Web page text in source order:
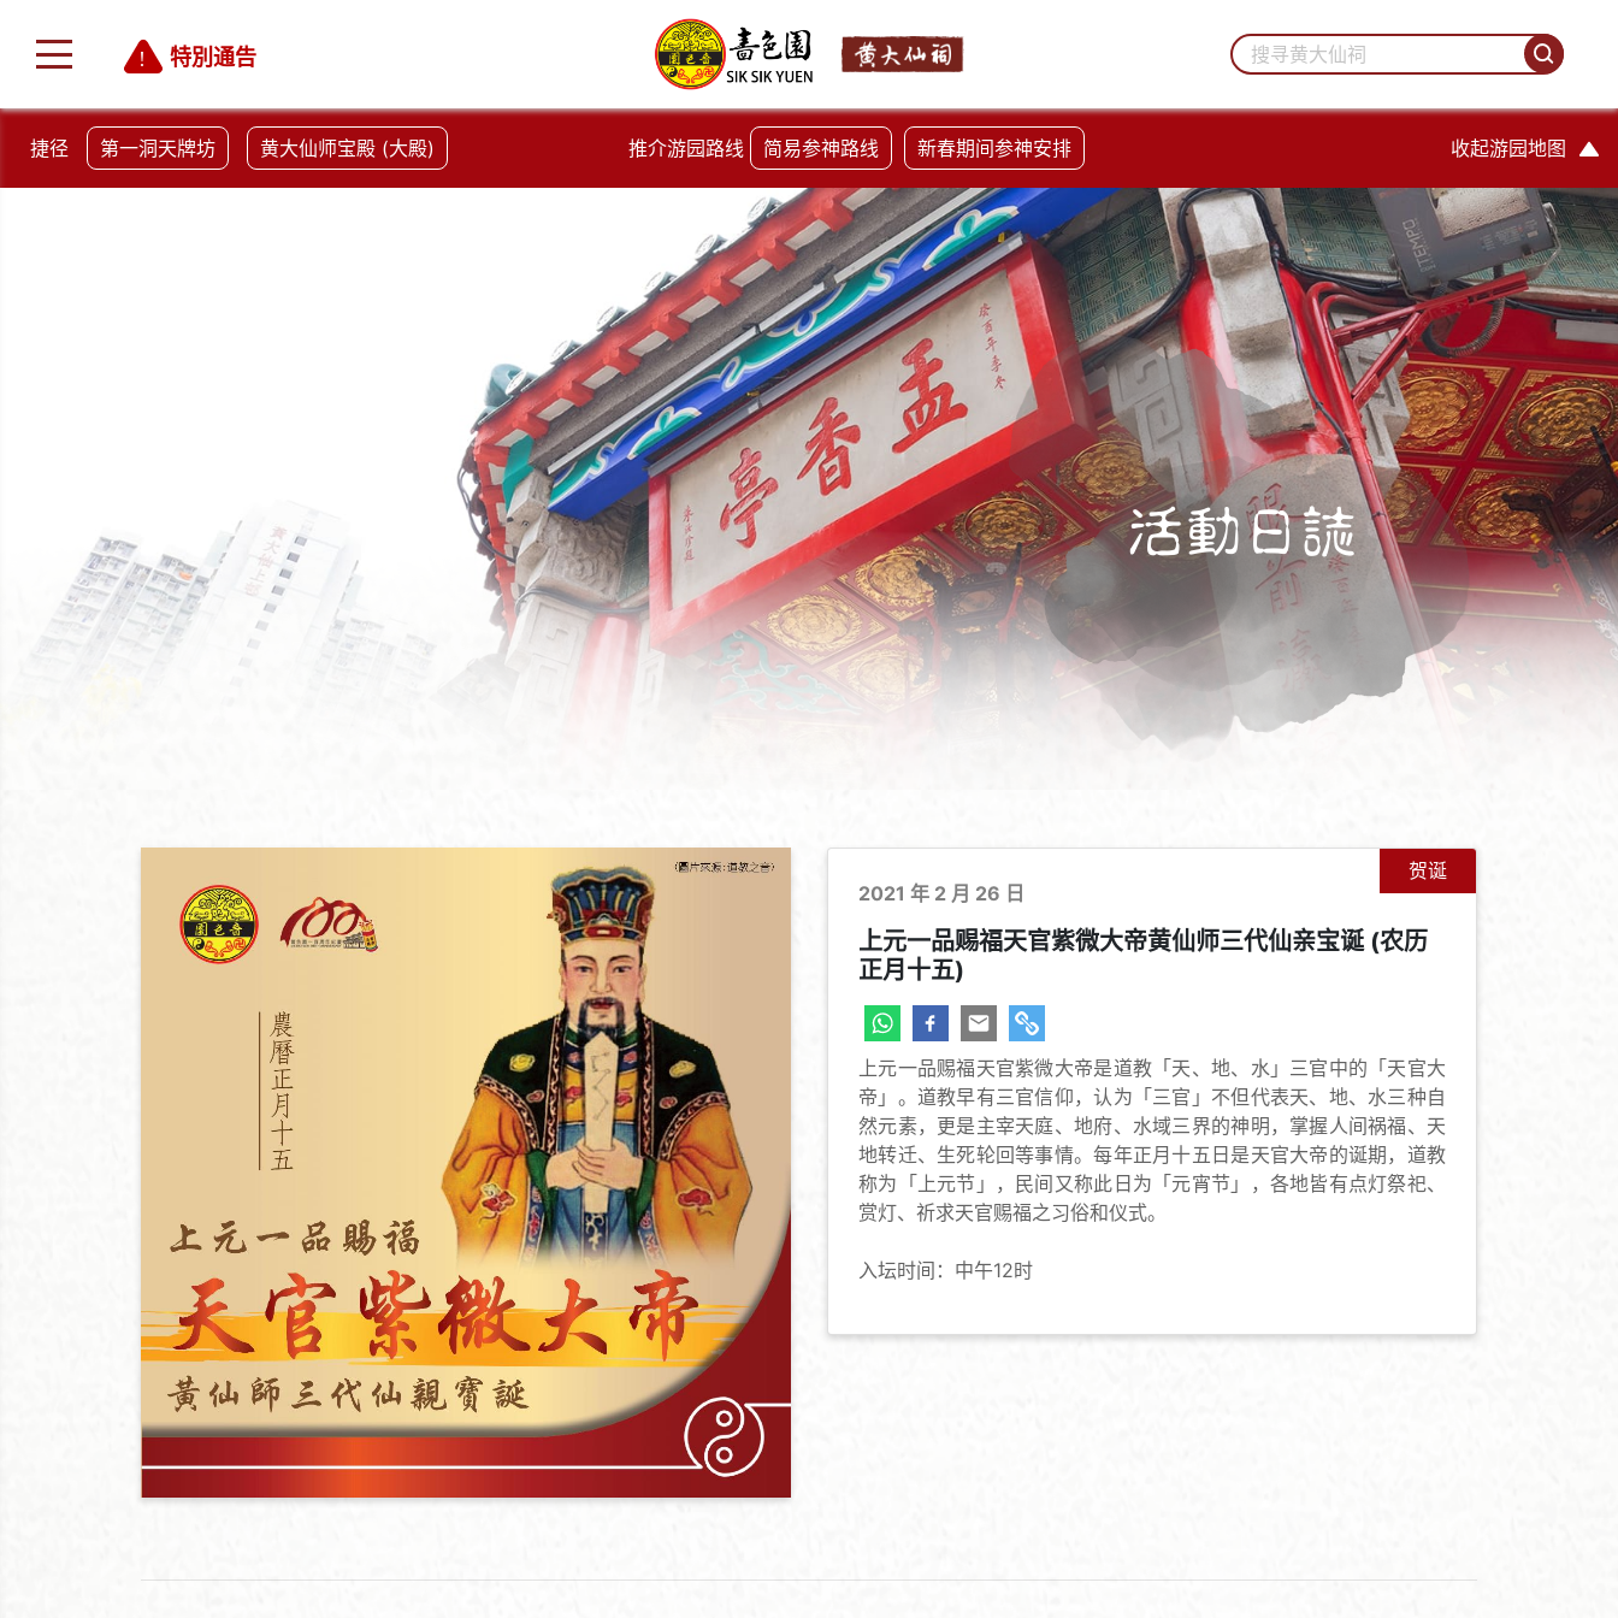
特別通告
捷径 第一洞天牌坊 黄大仙师宝殿 (大殿) 推介游园路线 简易参神路线 新春期间参神安排 收起游园地图
活動日誌
贺诞
2021 年 2 月 26 日
上元一品赐福天官紫微大帝黄仙师三代仙亲宝诞 (农历
正月十五)
上元一品赐福天官紫微大帝是道教「天、地、水」三官中的「天官大
帝」。道教早有三官信仰，认为「三官」不但代表天、地、水三种自
然元素，更是主宰天庭、地府、水域三界的神明，掌握人间祸福、天
地转迁、生死轮回等事情。每年正月十五日是天官大帝的诞期，道教
称为「上元节」，民间又称此日为「元宵节」，各地皆有点灯祭祀、
赏灯、祈求天官赐福之习俗和仪式。
入坛时间：中午12时